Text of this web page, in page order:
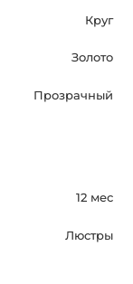
ваш интерьер,
Круг
Золото
Прозрачный
12 мес
Люстры